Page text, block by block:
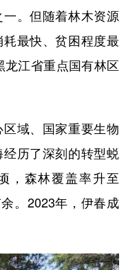
太网 上市公司
河北 山西
海 江苏
建 江西
南 重庆
。但随着林木资源
最快、贫困程度最
龙江省重点国有林区
域、国家重要生物
历了深刻的转型蜕
，森林覆盖率升至
。2023年，伊春成